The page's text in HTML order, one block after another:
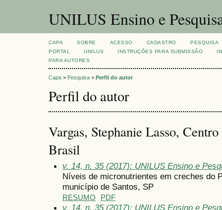
UNILUS Ensino e
CAPA SOBRE ACESSO CADASTRO
PESQUISA
PORTAL
UNILUS INSTRUÇÕES PARA SUBMISSÃO
PARA AUTORES
Capa > Pesquisa > Perfil do autor
Perfil do autor
Vargas, Stephanie Lasso,
Brasil
v. 14, n. 35 (2017): UNILUS Ensino e
Níveis de micronutrientes em creches do
município de Santos, SP
RESUMO PDF
v. 14, n. 35 (2017): UNILUS Ensino e